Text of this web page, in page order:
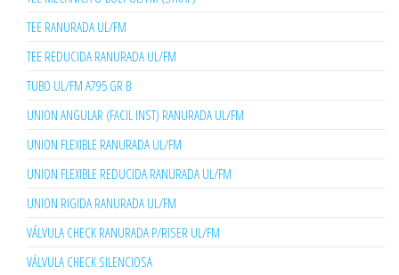
TEE RANURADA UL/FM
TEE REDUCIDA RANURADA UL/FM
TUBO UL/FM A795 GR B
UNION ANGULAR (FACIL INST) RANURADA UL/FM
UNION FLEXIBLE RANURADA UL/FM
UNION FLEXIBLE REDUCIDA RANURADA UL/FM
UNION RIGIDA RANURADA UL/FM
VÁLVULA CHECK RANURADA P/RISER UL/FM
VÁLVULA CHECK SILENCIOSA